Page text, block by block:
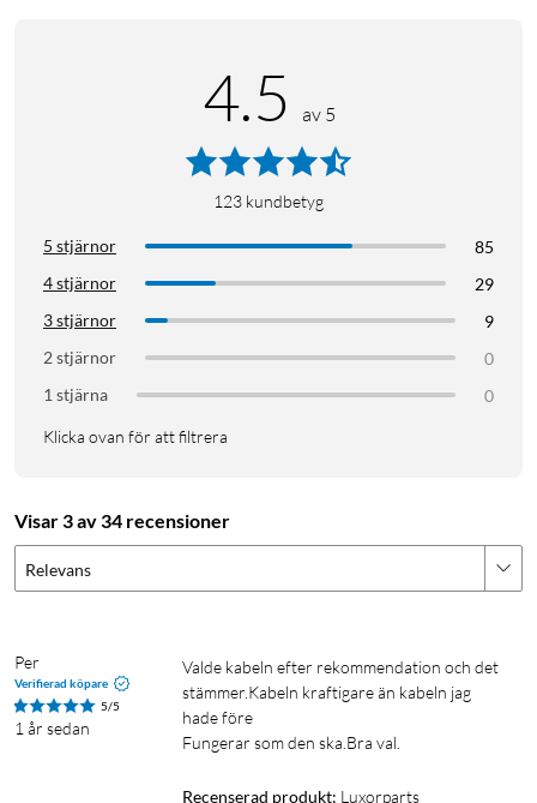
4.5 av 5
123 kundbetyg
5 stjärnor
85
4 stjärnor
29
3 stjärnor
9
2 stjärnor
0
1 stjärna
0
Klicka ovan för att filtrera
Visar 3 av 34 recensioner
Relevans
Per
Verifierad köpare
5/5
1 år sedan
Valde kabeln efter rekommendation och det
stämmer.Kabeln kraftigare än kabeln jag
hade före
Fungerar som den ska.Bra val.
Recenserad produkt: Luxorparts